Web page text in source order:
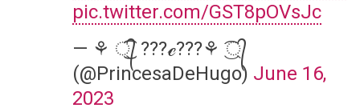
pic.twitter.com/GST8pOVsJc
— ⚘ ্᭄͜͡ ???ℯ???⚘ ্᭄͜͡
(@PrincesaDeHugo) June 16,
2023